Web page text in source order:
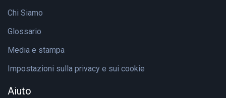
Chi Siamo
Glossario
Media e stampa
Impostazioni sulla privacy e sui cookie
Aiuto